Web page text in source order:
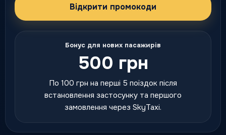
Відкрити промокоди
Бонус для нових пасажирів
500 грн
По 100 грн на перші 5 поїздок після
встановлення застосунку та першого
замовлення через SkyTaxi.